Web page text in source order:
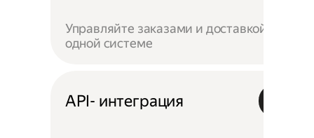
Управляйте заказами и доставкой в
одной системе
API- интеграция